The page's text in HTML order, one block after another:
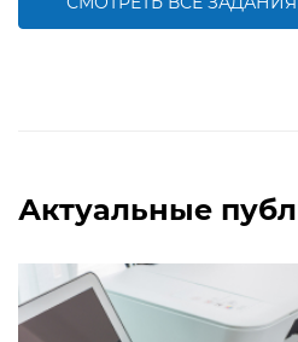
Актуальные